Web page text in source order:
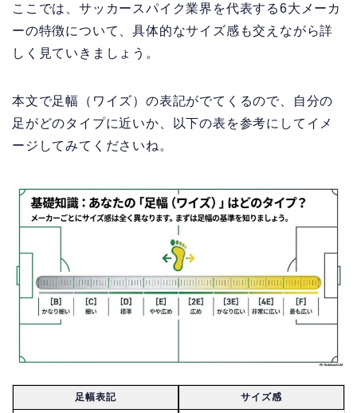
ここでは、サッカースパイク業界を代表する6大メーカ
ーの特徴について、具体的なサイズ感も交えながら詳
しく見ていきましょう。
本文で足幅（ワイズ）の表記がでてくるので、自分の
足がどのタイプに近いか、以下の表を参考にしてイメ
ージしてみてくださいね。
足幅表記 サイズ感